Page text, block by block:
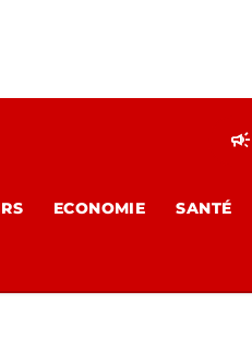
campaign
ECONOMIE SANTÉ